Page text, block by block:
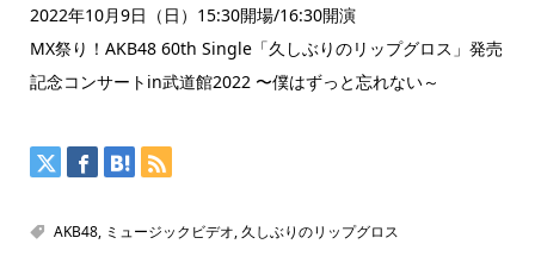
2022年10月9日（日）15:30開場/16:30開演
MX祭り！AKB48 60th Single「久しぶりのリップグロス」発売
記念コンサートin武道館2022 〜僕はずっと忘れない～
AKB48, ミュージックビデオ,久しぶりのリップグロス